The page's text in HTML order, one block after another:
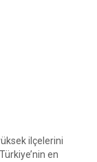
ilçelerini
en